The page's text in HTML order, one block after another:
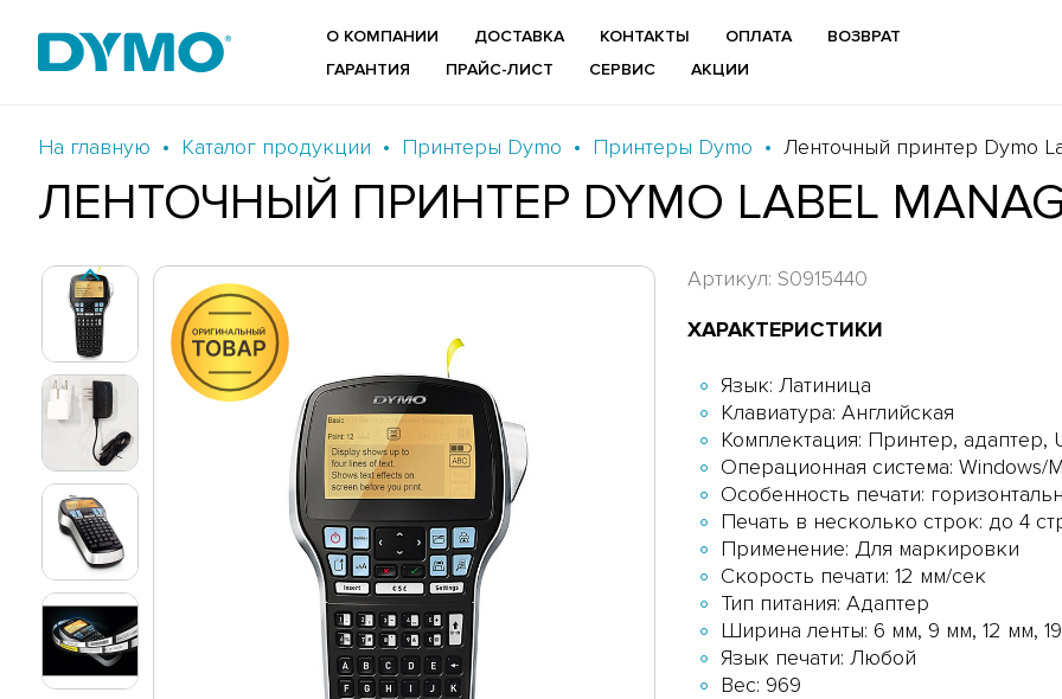
О КОМПАНИИ ДОСТАВКА КОНТАКТЫ ОПЛАТА
ВОЗВРАТ
ГАРАНТИЯ
ПРАЙС-ЛИСТ СЕРВИС АКЦИИ
На главную Каталог продукции Принтеры Dymo Принтеры Dymo Ленточный принтер Dymo
ЛЕНТОЧНЫЙ ПРИНТЕР DYMO LABEL
Артикул: S0915440
ХАРАКТЕРИСТИКИ
Язык: Латиница
Клавиатура: Английская
Комплектация: Принтер, адаптер,
Операционная система: Windows/
Особенность печати:
Печать в несколько строк: до 4
Применение: Для маркировки
Скорость печати: 12 мм/сек
Тип питания: Адаптер
Ширина ленты: 6 мм, 9 мм, 12 мм,
Язык печати: Любой
Вес: 969